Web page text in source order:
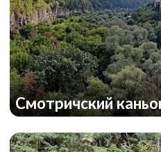
Смотричский